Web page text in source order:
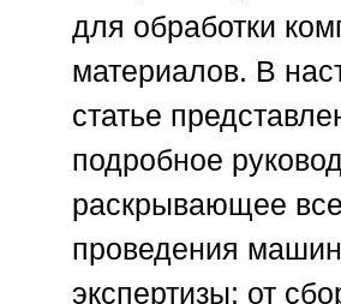
для обработки
материалов. В
статье
подробное
раскрывающее
проведения
экспертизы: от